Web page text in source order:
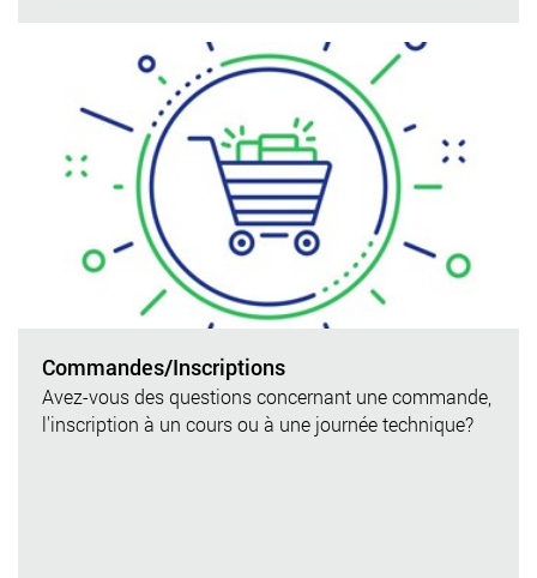
Commandes/Inscriptions
Avez-vous des questions concernant une commande,
l'inscription à un cours ou à une journée technique?